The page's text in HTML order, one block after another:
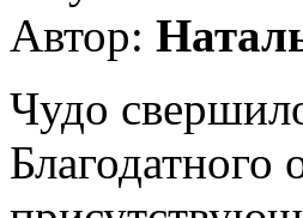
Автор:
Чудо
Благодатного